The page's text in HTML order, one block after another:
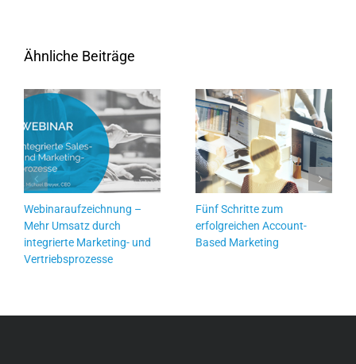
Ähnliche Beiträge
Webinaraufzeichnung –
Mehr Umsatz durch
integrierte Marketing- und
Vertriebsprozesse
Fünf Schritte zum
erfolgreichen Account-
Based Marketing